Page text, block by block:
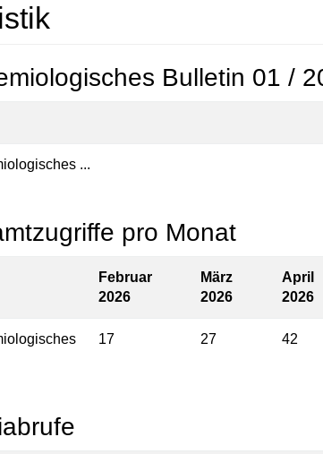
Bulletin 01 /
...
pro Monat
Februar
2026
März
2026
April
2026
17 27 42